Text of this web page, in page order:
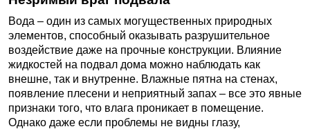
Вода – один из самых могущественных природных
элементов, способный оказывать разрушительное
воздействие даже на прочные конструкции. Влияние
жидкостей на подвал дома можно наблюдать как
внешне, так и внутренне. Влажные пятна на стенах,
появление плесени и неприятный запах – все это явные
признаки того, что влага проникает в помещение.
Однако даже если проблемы не видны глазу,